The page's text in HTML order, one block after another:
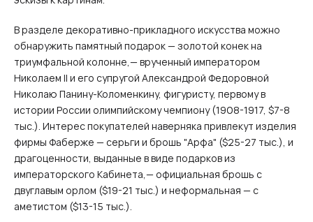
В разделе декоративно-прикладного искусства можно
обнаружить памятный подарок — золотой конек на
триумфальной колонне,— врученный императором
Николаем II и его супругой Александрой Федоровной
Николаю Панину-Коломенкину, фигуристу, первому в
истории России олимпийскому чемпиону (1908-1917, $7-8
тыс.). Интерес покупателей наверняка привлекут изделия
фирмы Фаберже — серьги и брошь "Арфа" ($25-27 тыс.), и
драгоценности, выданные в виде подарков из
императорского Кабинета,— официальная брошь с
двуглавым орлом ($19-21 тыс.) и неформальная — с
аметистом ($13-15 тыс.).